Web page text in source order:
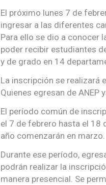
El próximo lunes 7 de
ingresar a las diferentes
Para ello se dio a conocer
poder recibir estudiantes
y de grado en 14
La inscripción se realizará
Quienes egresan de ANEP
El período común de
el 7 de febrero hasta el 18
año comenzarán en marzo.
Durante ese período,
podrán realizar la
manera presencial. Se